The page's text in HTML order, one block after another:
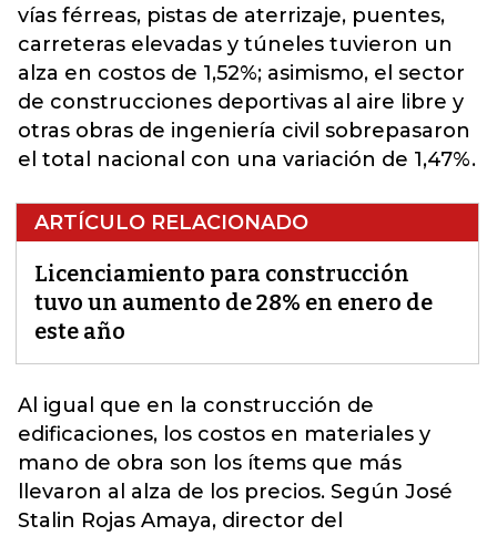
vías férreas, pistas de aterrizaje, puentes,
carreteras elevadas y túneles tuvieron un
alza en costos de 1,52%; asimismo, el sector
de construcciones deportivas al aire libre y
otras obras de ingeniería civil sobrepasaron
el total nacional con una variación de 1,47%.
ARTÍCULO RELACIONADO
Licenciamiento para construcción
tuvo un aumento de 28% en enero de
este año
Al igual que en la construcción de
edificaciones, los costos en materiales y
mano de obra son los ítems que más
llevaron al alza de los precios. Según José
Stalin Rojas Amaya, director del